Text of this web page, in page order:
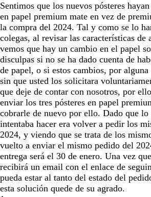
Sentimos que los nuevos pósteres
en papel premium mate en vez de
la compra del 2024. Tal y como se lo
colegas, al revisar las características de
vemos que hay un cambio en el papel
disculpas si no se ha dado cuenta de
de papel, o si estos cambios, por
sin que usted los solicitara
que deje de contar con nosotros, por
enviar los tres pósteres en papel
cobrarle de nuevo por ello. Dado que lo
intentaba hacer era volver a pedir los
2024, y viendo que se trata de los
vuelto a enviar el mismo pedido del
entrega será el 30 de enero. Una vez
recibirá un email con el enlace de
pueda estar al tanto del estado del
esta solución quede de su agrado.